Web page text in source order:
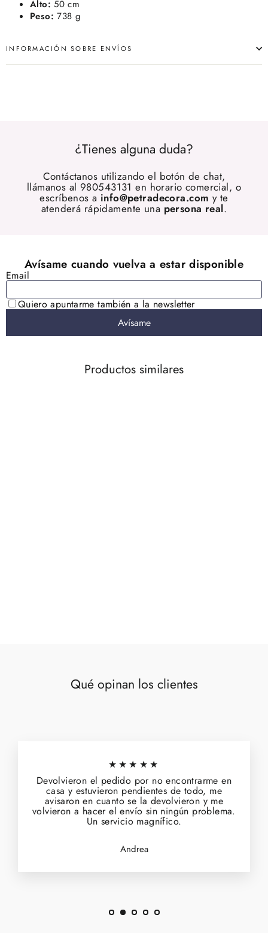
Alto: 50 cm
Peso: 738 g
INFORMACIÓN SOBRE ENVÍOS
¿Tienes alguna duda?
Contáctanos utilizando el botón de chat,
llámanos al 980543131 en horario comercial, o
escríbenos a info@petradecora.com y te
atenderá rápidamente una persona real.
Productos similares
Qué opinan los clientes
★★★★★
Devolvieron el pedido por no encontrarme en
casa y estuvieron pendientes de todo, me
avisaron en cuanto se la devolvieron y me
volvieron a hacer el envío sin ningún problema.
Un servicio magnífico.
Andrea